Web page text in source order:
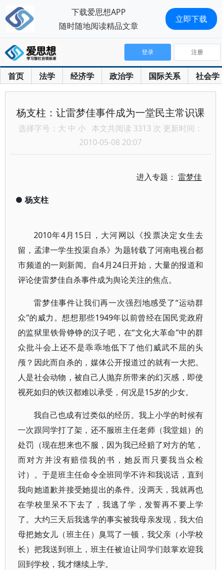
首页 法学 经济学 政治学 国际关系 社会学
登录 注册
杨支柱：让雷梦佳事件成为一堂民主常识课
选择字号： 大 中 小 本文共阅读 3313 次 更新时间：
2010-05-08 20:07
进入专题：雷梦佳
● 杨支柱
2010年4月15日，大河网以《投票决定女生去
留，孟津一学生投渠自杀》为题转载了河南电视台都
市频道的一则新闻。自4月24日开始，大量的报道和
评论使雷梦佳自杀事件成为舆论关注的焦点。
雷梦佳事件让我们再一次强烈地感受了“运动群
众”的威力。想想那些1949年以前曾经在国民党政府
的监狱里铁骨铮铮的汉子吧，在“文化大革命”中的群
众批斗会上还不是乖乖地低下了他们威武不屈的头
颅？因此而自杀的，媒体公开报道过的就有一大把。
人是社会动物，被自己人抛弃所带来的幻灭感，即使
视死如归的铁汉都难以承受，何况是15岁的少女。
我自己也成有过类似的经历。我上小学的时候有
一次跟同学打了架，还不服班主任老师（我堂姐）的
处罚（现在想来也不服，因为我已经赔了对方的笔，
而对方并没有赔偿我的书，她反而只要我当众检
讨）。于是班主任命令全班同学不许和我说话，直到
我向她道歉并接受她提出的条件。没两天，我就再也
在学校里呆不下去了，我逃了学，发誓再不要上学
了。大约三天后我逃学的事实被我母亲发现，我大伯
母把她女儿（班主任）臭骂了一顿，我父亲（小学校
长）把我送到班上，班主任被迫让同学们鼓掌欢迎我
回到学校，我才继续上学。
下载爱思想APP
随时随地阅读精品文章
立即下载